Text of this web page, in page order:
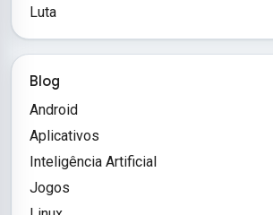
Luta
Blog
Android
Aplicativos
Inteligência Artificial
Jogos